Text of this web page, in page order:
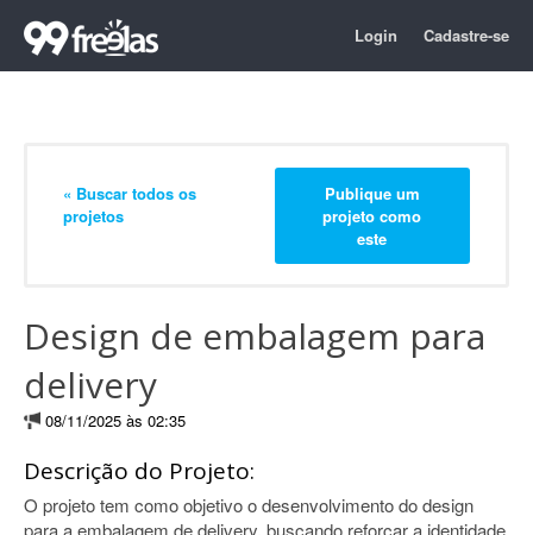
Login Cadastre-se
« Buscar todos os
projetos
Publique um
projeto como
este
Design de embalagem para
delivery
08/11/2025 às 02:35
Descrição do Projeto:
O projeto tem como objetivo o desenvolvimento do design
para a embalagem de delivery, buscando reforçar a identidade